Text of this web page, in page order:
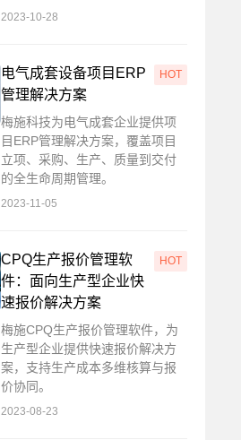
2023-10-28
电气成套设备项目ERP
管理解决方案
HOT
梅施科技为电气成套企业提供项
目ERP管理解决方案，覆盖项目
立项、采购、生产、质量到交付
的全生命周期管理。
2023-11-05
CPQ生产报价管理软
件：面向生产型企业快
速报价解决方案
HOT
梅施CPQ生产报价管理软件，为
生产型企业提供快速报价解决方
案，支持生产成本多维核算与报
价协同。
2023-08-23